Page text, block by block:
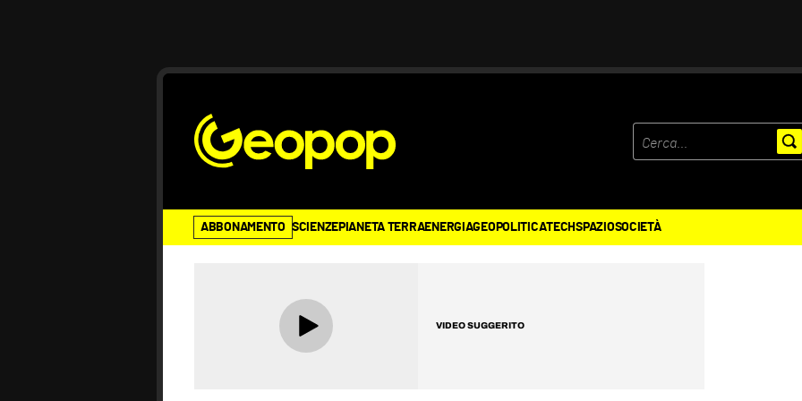
ABBONAMENTO SCIENZEPIANETA TERRAENERGIAGEOPOLITICATECHSPAZIOSOCIETÀ
VIDEO SUGGERITO